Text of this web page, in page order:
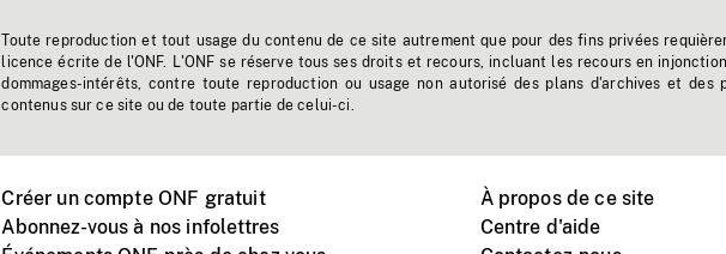
Toute reproduction et tout usage du contenu de ce site autrement que pour des fins privées
licence écrite de l'ONF. L'ONF se réserve tous ses droits et recours, incluant les recours en
dommages-intérêts, contre toute reproduction ou usage non autorisé des plans d'archives et des
contenus sur ce site ou de toute partie de celui-ci.
Créer un compte ONF gratuit
Abonnez-vous à nos infolettres
À propos de ce site
Centre d'aide